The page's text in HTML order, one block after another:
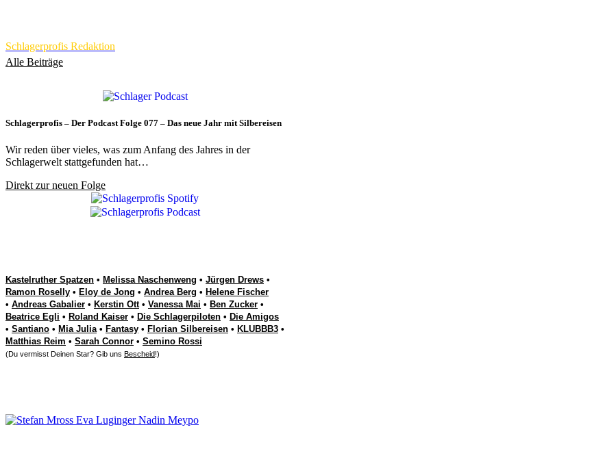
Schlagerprofis Redaktion
Alle Beiträge
Schlagerprofis – Der Podcast Folge 077 – Das neue Jahr mit Silbereisen
Wir reden über vieles, was zum Anfang des Jahres in der
Schlagerwelt stattgefunden hat…
Direkt zur neuen Folge
Kastelruther Spatzen • Melissa Naschenweng • Jürgen Drews •
Ramon Roselly • Eloy de Jong • Andrea Berg • Helene Fischer
• Andreas Gabalier • Kerstin Ott• Vanessa Mai • Ben Zucker •
Beatrice Egli • Roland Kaiser • Die Schlagerpiloten • Die Amigos
• Santiano • Mia Julia• Fantasy • Florian Silbereisen • KLUBBB3 •
Matthias Reim • Sarah Connor • Semino Rossi
(Du vermisst Deinen Star? Gib uns Bescheid!)